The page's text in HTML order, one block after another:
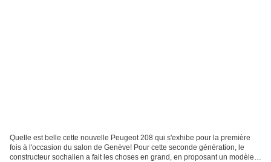
Quelle est belle cette nouvelle Peugeot 208 qui s'exhibe pour la première
fois à l'occasion du salon de Genève! Pour cette seconde génération, le
constructeur sochalien a fait les choses en grand, en proposant un modèle